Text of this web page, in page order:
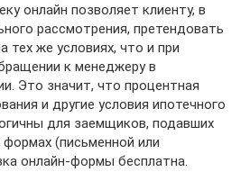
онлайн позволяет клиенту, в
рассмотрения, претендовать
тех же условиях, что и при
к менеджеру в
Это значит, что процентная
и другие условия ипотечного
для заемщиков, подавших
(письменной или
онлайн-формы бесплатна.